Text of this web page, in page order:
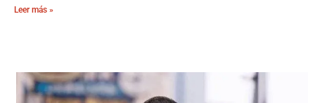
Leer más »